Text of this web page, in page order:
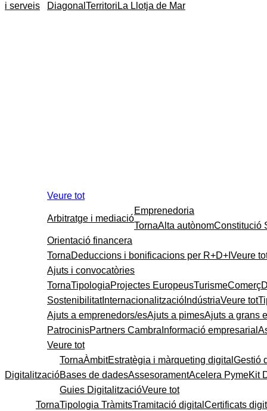
i serveis
Diagonal Territori La Llotja de Mar
Veure tot
Arbitratge i mediació
Emprenedoria
TornaAlta autònomConstitució
Orientació financera
TornaDeduccions i bonificacions per R+D+I Veure
Ajuts i convocatòries
TornaTipologiaProjectes EuropeusTurismeComerç
SostenibilitatInternacionalització IndústriaVeure tot
Ajuts a emprenedors/esAjuts a pimesAjuts a grans
PatrocinisPartners Cambra Informació empresarial
Veure tot
Digitalització
TornaÀmbitEstratègia i màrqueting digital Gestió
Bases de dadesAssesoramentAcelera PymeKit
Guies DigitalitzacióVeure tot
TornaTipologia TràmitsTramitació digital Certificats